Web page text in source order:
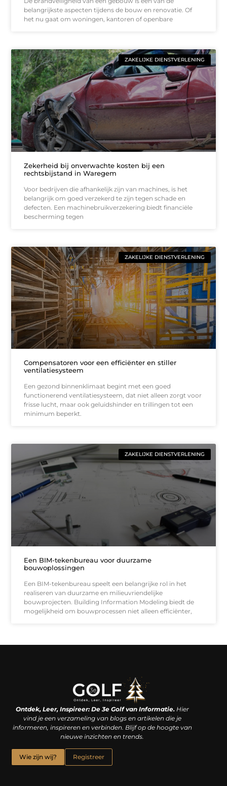
belangrijkste aspecten tijdens de bouw en renovatie. Of
het nu gaat om woningen, kantoren of openbare
ZAKELIJKE DIENSTVERLENING
Zekerheid bij onverwachte kosten bij een
rechtsbijstand in Waregem
Voor bedrijven die afhankelijk zijn van machines, is het
belangrijk om goed verzekerd te zijn tegen schade en
defecten. Een machinebruikverzekering biedt financiële
bescherming tegen
ZAKELIJKE DIENSTVERLENING
Compensatoren voor een efficiënter en stiller
ventilatiesysteem
Een gezond binnenklimaat begint met een goed
functionerend ventilatiesysteem, dat niet alleen zorgt voor
frisse lucht, maar ook geluidshinder en trillingen tot een
minimum beperkt.
ZAKELIJKE DIENSTVERLENING
Een BIM-tekenbureau voor duurzame
bouwoplossingen
Een BIM-tekenbureau speelt een belangrijke rol in het
realiseren van duurzame en milieuvriendelijke
bouwprojecten. Building Information Modeling biedt de
mogelijkheid om bouwprocessen niet alleen efficiënter,
Ontdek, Leer, Inspireer: De 3e Golf van Informatie.Hier
vind je een verzameling van blogs en artikelen die je
informeren, inspireren en verbinden. Blijf op de hoogte van
nieuwe inzichten en trends.
Wie zijn wij? Registreer